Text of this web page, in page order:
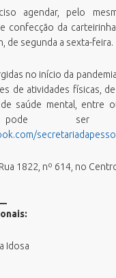
(PME)
- Cidade
de Débitos
agendar, pelo
confecção da
de segunda a sexta-feira.
no início da
de atividades físicas,
de saúde mental, entre
pode
1822, nº 614, no
Idosa